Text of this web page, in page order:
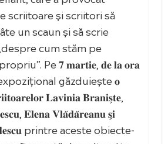
scriitoare și scriitori să
un scaun și să scrie
cum stăm pe
Pe 𝟕 𝐦𝐚𝐫𝐭𝐢𝐞, 𝐝𝐞 𝐥𝐚 𝐨𝐫𝐚
găzduiește 𝐨
𝐋𝐚𝐯𝐢𝐧𝐢𝐚 𝐁𝐫𝐚𝐧𝐢𝐬̗𝐭𝐞,
𝐄𝐥𝐞𝐧𝐚 𝐕𝐥𝐚̆𝐝𝐚̆𝐫𝐞𝐚𝐧𝐮 𝐬̗𝐢
printre aceste obiecte-